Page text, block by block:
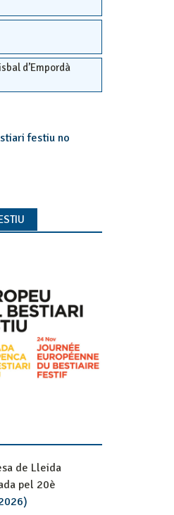
d’Empordà
festiu no
de Lleida
pel 20è